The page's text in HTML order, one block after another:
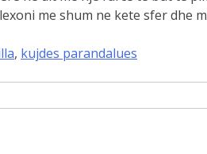
me shum ne kete sfer dhe
, kujdes parandalues